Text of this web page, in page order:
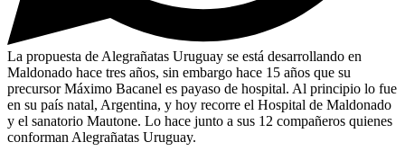
La propuesta de Alegrañatas Uruguay se está desarrollando en
Maldonado hace tres años, sin embargo hace 15 años que su
precursor Máximo Bacanel es payaso de hospital. Al principio lo fue
en su país natal, Argentina, y hoy recorre el Hospital de Maldonado
y el sanatorio Mautone. Lo hace junto a sus 12 compañeros quienes
conforman Alegrañatas Uruguay.